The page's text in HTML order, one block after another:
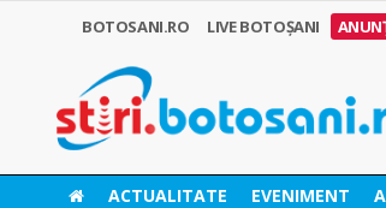
BOTOSANI.RO LIVE BOTOȘANI
ACTUALITATE EVENIMENT